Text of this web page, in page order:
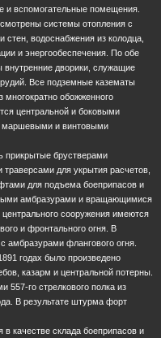
и вспомогательные помещения.
системы отопления с
водоснабжения из колодца,
и энергообеспечения. По обе
внутренние дворики, служащие
Все подземные казематы
обожженного
центральной и боковыми
маршевыми и винтовыми
прикрытые брустверами
для укрытия расчетов,
для подъема боеприпасов и
амбразурами и вращающимися
сооружения имеются
и фронтального огня. В
амбразурами флангового огня.
годах было произведено
казарм и центральной потерны.
го стрелкового полка из
В результате штурма форт
качестве склада боеприпасов и